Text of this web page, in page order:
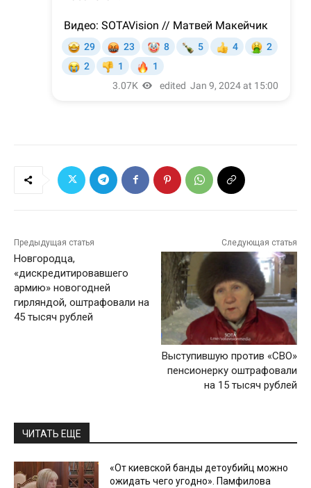
Предыдущая статья
Новгородца,
«дискредитировавшего
армию» новогодней
гирляндой, оштрафовали на
45 тысяч рублей
Следующая статья
Выступившую против «СВО»
пенсионерку оштрафовали
на 15 тысяч рублей
ЧИТАТЬ ЕЩЕ
«От киевской банды детоубийц можно
ожидать чего угодно». Памфилова